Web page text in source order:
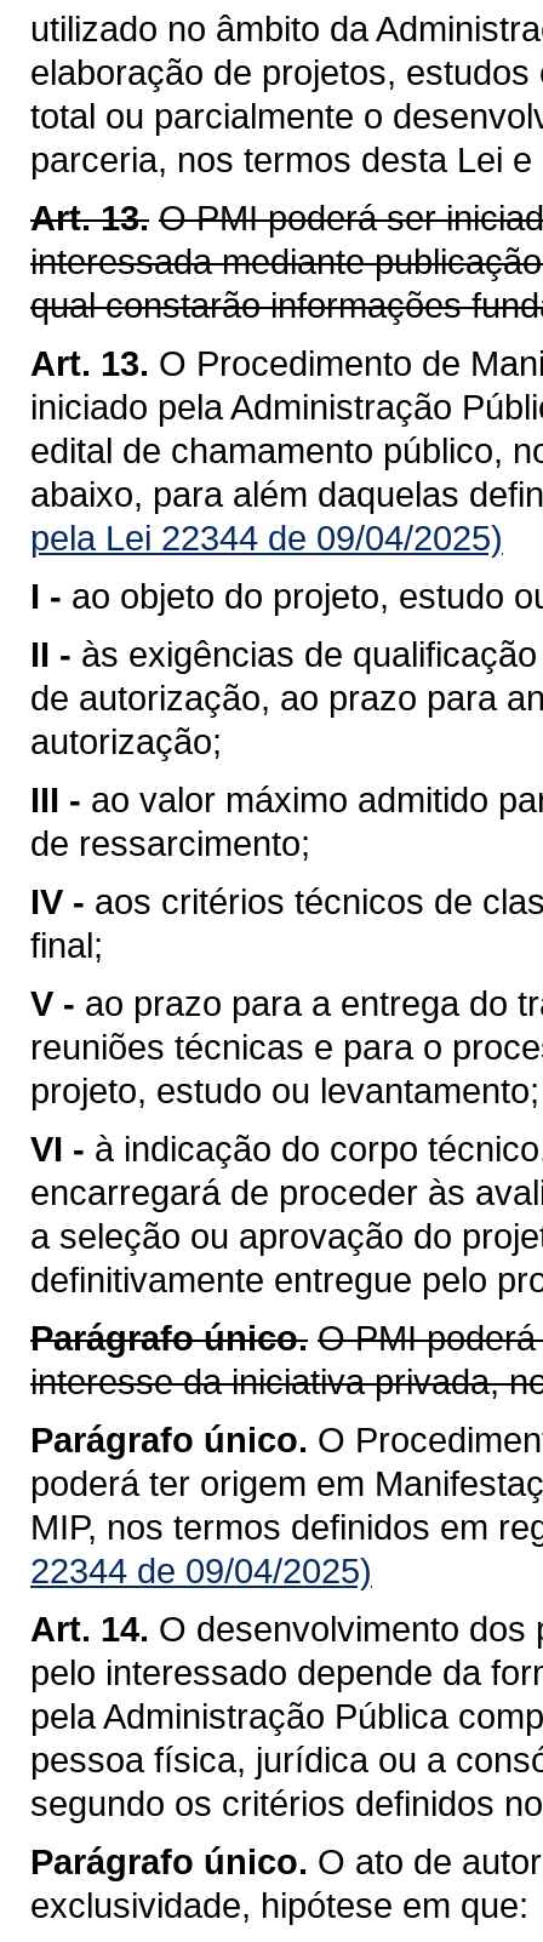
utilizado no âmbito da
elaboração de projetos,
total ou parcialmente o
parceria, nos termos desta Lei
Art. 13. O PMI poderá ser
interessada mediante
qual constarão informações
Art. 13. O Procedimento de
iniciado pela Administração
edital de chamamento público,
abaixo, para além daquelas
pela Lei 22344 de 09/04/2025)
I - ao objeto do projeto, estudo
II - às exigências de
de autorização, ao prazo para
autorização;
III - ao valor máximo admitido
de ressarcimento;
IV - aos critérios técnicos de
final;
V - ao prazo para a entrega do
reuniões técnicas e para o
projeto, estudo ou levantamento;
VI - à indicação do corpo
encarregará de proceder às
a seleção ou aprovação do
definitivamente entregue pelo
Parágrafo único. O PMI
interesse da iniciativa privada,
Parágrafo único. O
poderá ter origem em
MIP, nos termos definidos em
22344 de 09/04/2025)
Art. 14. O desenvolvimento dos
pelo interessado depende da
pela Administração Pública
pessoa física, jurídica ou a
segundo os critérios definidos
Parágrafo único. O ato de
exclusividade, hipótese em que: